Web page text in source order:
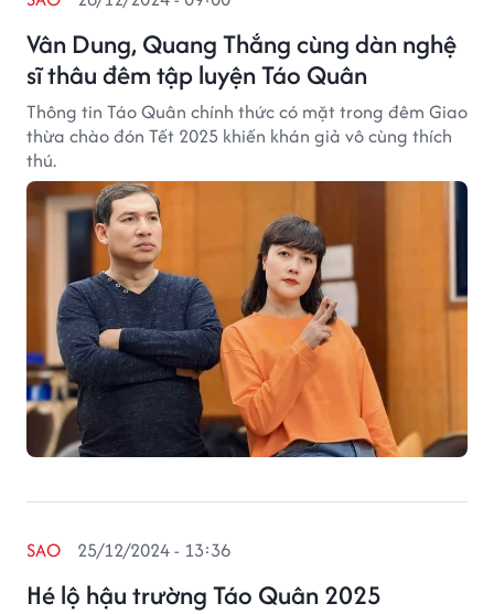
Vân Dung, Quang Thắng cùng dàn nghệ
sĩ thâu đêm tập luyện Táo Quân
Thông tin Táo Quân chính thức có mặt trong đêm Giao
thừa chào đón Tết 2025 khiến khán giả vô cùng thích
thú.
Hé lộ hậu trường Táo Quân 2025
SAO 25/12/2024 - 13:36